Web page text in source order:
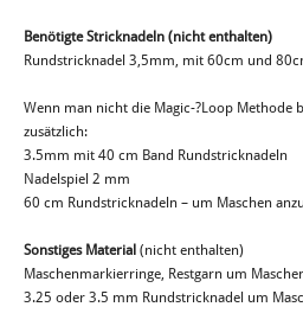
Benötigte Stricknadeln (nicht enthalten)
Rundstricknadel 3,5mm, mit 60cm und
Wenn man nicht die Magic-­?Loop Methode
zusätzlich:
3.5mm mit 40 cm Band Rundstricknadeln
Nadelspiel 2 mm
60 cm Rundstricknadeln – um Maschen
Sonstiges Material (nicht enthalten)
Maschenmarkierringe, Restgarn um
3.25 oder 3.5 mm Rundstricknadel um